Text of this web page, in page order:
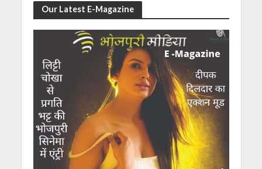
Our Latest E-Magazine